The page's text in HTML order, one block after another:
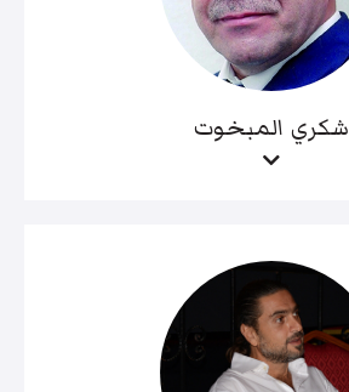
شكري المبخوت